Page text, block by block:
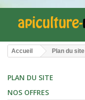
Accueil Plan du site
PLAN DU SITE
NOS OFFRES